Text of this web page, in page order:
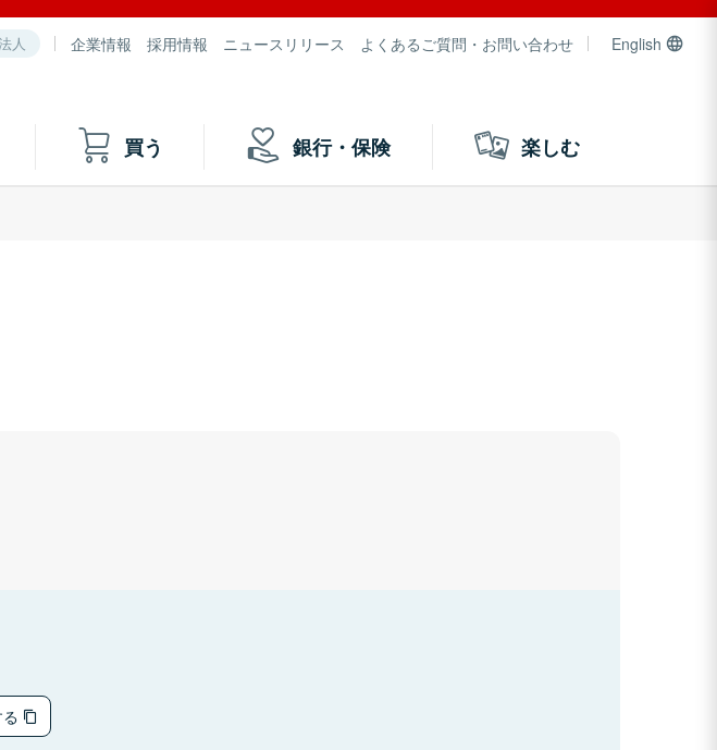
人 企業情報 採用情報 ニュースリリース よくあるご質問・お問い合わせ English
買う 銀行・保険 楽しむ